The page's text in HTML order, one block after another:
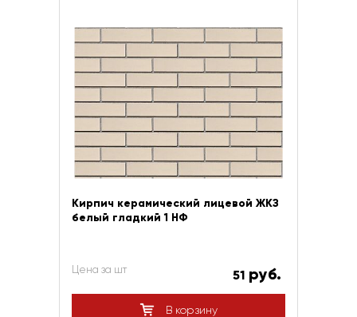
Кирпич керамический лицевой ЖКЗ
белый гладкий 1 НФ
Цена за шт 51 руб.
В корзину